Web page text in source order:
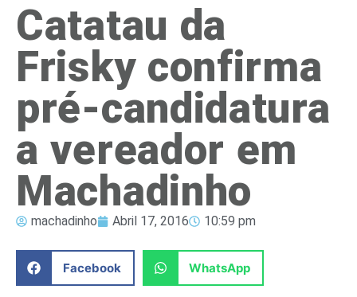
Catatau da
Frisky confirma
pré-candidatura
a vereador em
Machadinho
machadinho Abril 17, 2016 10:59 pm
Facebook WhatsApp